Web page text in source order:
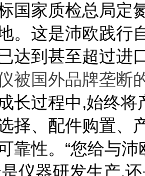
国家质检总局定
。这是沛欧践行
达到甚至超过进
被国外品牌垄断
长过程中,始终
择、配件购置、
靠性。“您给与
仪器研发生产,